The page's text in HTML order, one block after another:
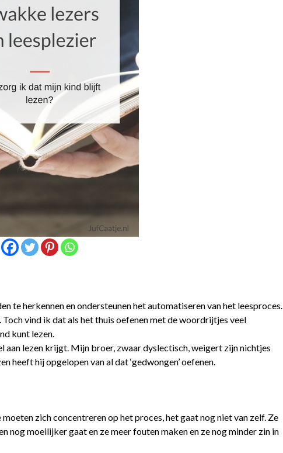
te herkennen en ondersteunen het automatiseren van het leesproces.
vind ik dat als het thuis oefenen met de woordrijtjes veel
kunt lezen.
aan lezen krijgt. Mijn broer, zwaar dyslectisch, weigert zijn nichtjes
heeft hij opgelopen van al dat ‘gedwongen’ oefenen.
zich concentreren op het proces, het gaat nog niet van zelf. Ze
nog moeilijker gaat en ze meer fouten maken en ze nog minder zin in